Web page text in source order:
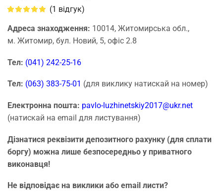
(1 відгук)
Адреса знаходження: 10014, Житомирська обл.,
м. Житомир, бул. Новий, 5, офіс 2.8
Тел: (041) 242-25-16
Тел: (063) 383-75-01 (для виклику натискай на номер)
Електронна пошта: pavlo-luzhinetskiy2017@ukr.net
(натискай на email для листування)
Дізнатися реквізити депозитного рахунку (для сплати
боргу) можна лише безпосередньо у приватного
виконавця!
Не відповідає на виклики або email листи?